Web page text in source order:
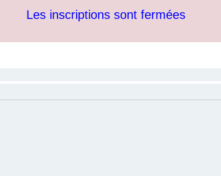
Les inscriptions sont fermées